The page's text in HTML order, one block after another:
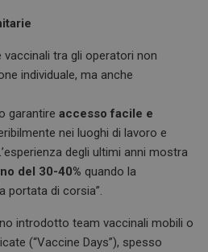
tra gli operatori non
individuale, ma anche
garantireaccesso facile e
nei luoghi di lavoro e
degli ultimi anni mostra
del 30-40% quando la
portata di corsia”.
introdotto team vaccinali mobili o
(“Vaccine Days”), spesso